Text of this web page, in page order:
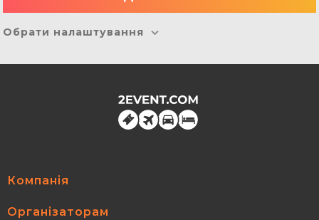
Обрати налаштування
Компанія
Організаторам